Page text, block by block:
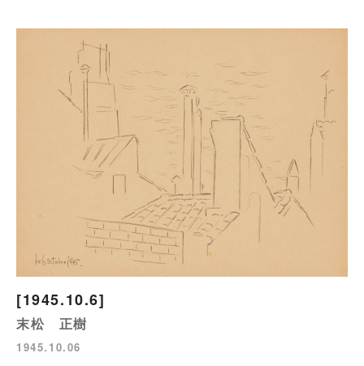
[1945.10.6]
末松 正樹
1945.10.06